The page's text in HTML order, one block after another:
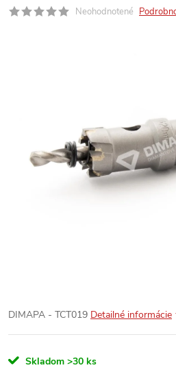
Neohodnotené
DIMAPA - TCT019 Detailné informácie
Skladom >30 ks